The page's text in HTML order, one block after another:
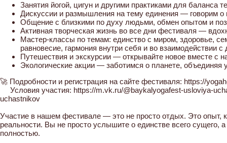
Занятия йогой, цигун и другими практиками для баланса
Дискуссии и размышления на тему единения — говорим о
Общение с близкими по духу людьми, обмен опытом и
Активная творческая жизнь во все дни фестиваля —
Мастер-классы по темам: единство с миром, здоровье,
равновесие, гармония внутри себя и во взаимодействии с
Путешествия и экскурсии — открывайте новое вместе с
Экологические акции — заботимся о планете, объединяя
🚀 Подробности и регистрация на сайте фестиваля: https://
Условия участия: https://m.vk.ru/@baykalyogafest-usloviya-
uchastnikov
Участие в нашем фестивале — это не просто отдых. Это опыт,
реальности. Вы не просто услышите о единстве всего сущего,
полностью.